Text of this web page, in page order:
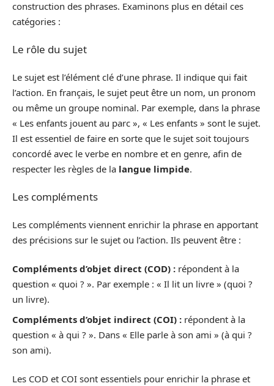
construction des phrases. Examinons plus en détail ces
catégories :
Le rôle du sujet
Le sujet est l’élément clé d’une phrase. Il indique qui fait
l’action. En français, le sujet peut être un nom, un pronom
ou même un groupe nominal. Par exemple, dans la phrase
« Les enfants jouent au parc », « Les enfants » sont le sujet.
Il est essentiel de faire en sorte que le sujet soit toujours
concordé avec le verbe en nombre et en genre, afin de
respecter les règles de la langue limpide.
Les compléments
Les compléments viennent enrichir la phrase en apportant
des précisions sur le sujet ou l’action. Ils peuvent être :
Compléments d’objet direct (COD) : répondent à la
question « quoi ? ». Par exemple : « Il lit un livre » (quoi ?
un livre).
Compléments d’objet indirect (COI) : répondent à la
question « à qui ? ». Dans « Elle parle à son ami » (à qui ?
son ami).
Les COD et COI sont essentiels pour enrichir la phrase et